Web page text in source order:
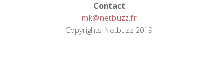
Contact
mk@netbuzz.fr
Copyrights Netbuzz 2019